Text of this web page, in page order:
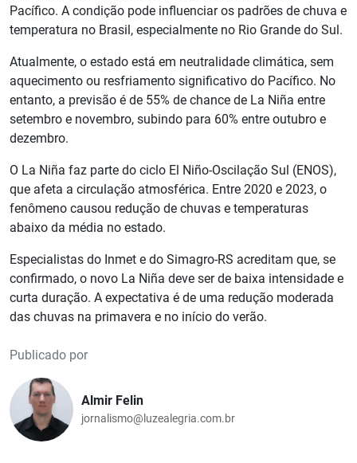
Pacífico. A condição pode influenciar os padrões de chuva e
temperatura no Brasil, especialmente no Rio Grande do Sul.
Atualmente, o estado está em neutralidade climática, sem
aquecimento ou resfriamento significativo do Pacífico. No
entanto, a previsão é de 55% de chance de La Niña entre
setembro e novembro, subindo para 60% entre outubro e
dezembro.
O La Niña faz parte do ciclo El Niño-Oscilação Sul (ENOS),
que afeta a circulação atmosférica. Entre 2020 e 2023, o
fenômeno causou redução de chuvas e temperaturas
abaixo da média no estado.
Especialistas do Inmet e do Simagro-RS acreditam que, se
confirmado, o novo La Niña deve ser de baixa intensidade e
curta duração. A expectativa é de uma redução moderada
das chuvas na primavera e no início do verão.
Publicado por
Almir Felin
jornalismo@luzealegria.com.br